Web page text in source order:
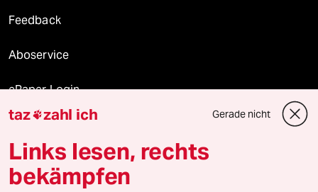
Feedback
Aboservice
ePaper Login
Downloads für Abonnierende
© 2026 taz Verlags und Vertriebs GmbH
taz zahl ich Gerade nicht
Links lesen, rechts
bekämpfen